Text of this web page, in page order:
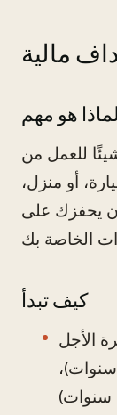
مالية
لماذا هو مهم
للعمل من
أو منزل،
يحفزك على
كيف تبدأ
الأجل
(خلال سنة)، ومتوسطة الأجل (1-5 سنوات)،